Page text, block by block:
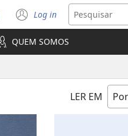
Log in
(abre
nova
janela)
QUEM SOMOS
LER EM